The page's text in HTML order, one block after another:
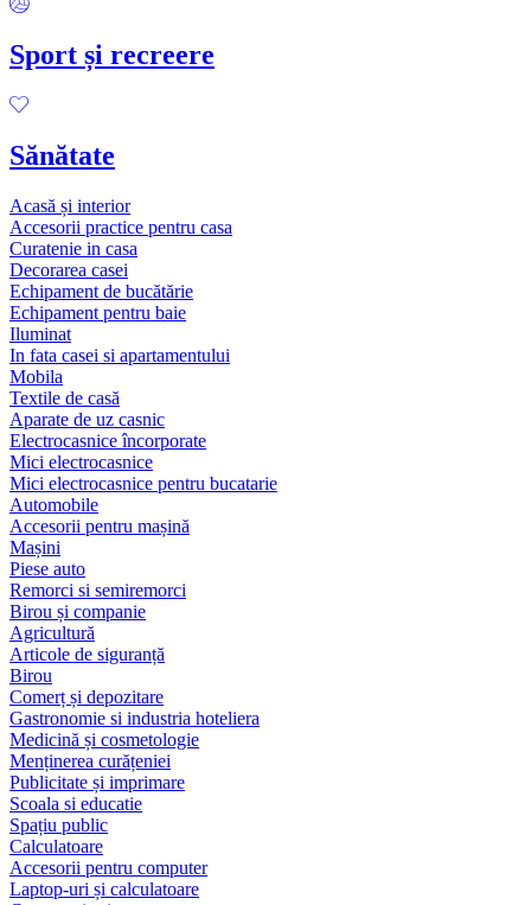
Sport și recreere
Sănătate
Acasă și interior
Accesorii practice pentru casa
Curatenie in casa
Decorarea casei
Echipament de bucătărie
Echipament pentru baie
Iluminat
In fata casei si apartamentului
Mobila
Textile de casă
Aparate de uz casnic
Electrocasnice încorporate
Mici electrocasnice
Mici electrocasnice pentru bucatarie
Automobile
Accesorii pentru mașină
Mașini
Piese auto
Remorci si semiremorci
Birou și companie
Agricultură
Articole de siguranță
Birou
Comerț și depozitare
Gastronomie si industria hoteliera
Medicină și cosmetologie
Menținerea curățeniei
Publicitate și imprimare
Scoala si educatie
Spațiu public
Calculatoare
Accesorii pentru computer
Laptop-uri și calculatoare